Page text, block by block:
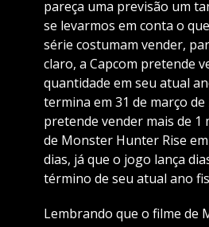
pareça uma previsão um
se levarmos em conta o
série costumam vender,
claro, a Capcom pretende
quantidade em seu atual
termina em 31 de março de
pretende vender mais de 1
de Monster Hunter Rise
dias, já que o jogo lança
término de seu atual ano
Lembrando que o filme de